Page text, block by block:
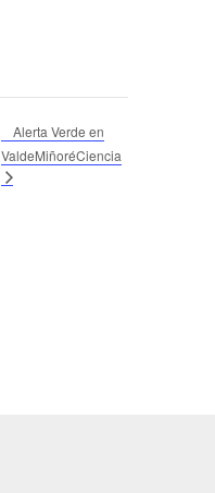
Alerta Verde en
ValdeMiñoréCiencia